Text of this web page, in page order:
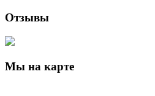
Отзывы
Мы на карте